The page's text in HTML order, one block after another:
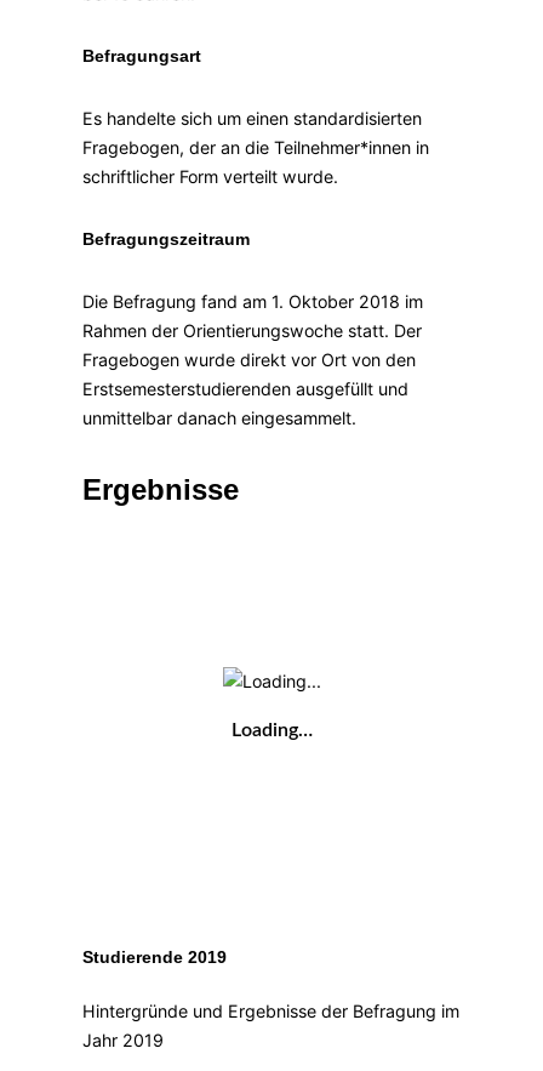
Befragungsart
Es handelte sich um einen standardisierten
Fragebogen, der an die Teilnehmer*innen in
schriftlicher Form verteilt wurde.
Befragungszeitraum
Die Befragung fand am 1. Oktober 2018 im
Rahmen der Orientierungswoche statt. Der
Fragebogen wurde direkt vor Ort von den
Erstsemesterstudierenden ausgefüllt und
unmittelbar danach eingesammelt.
Ergebnisse
Loading…
Studierende 2019
Hintergründe und Ergebnisse der Befragung im
Jahr 2019